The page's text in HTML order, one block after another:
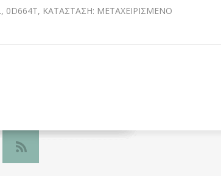
0D664T, ΚΑΤΑΣΤΑΣΗ: ΜΕΤΑΧΕΙΡΙΣΜΕΝΟ